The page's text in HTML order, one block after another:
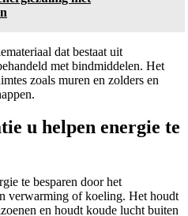
dat bestaat uit
met bindmiddelen. Het
zoals muren en zolders en
u helpen energie te
te besparen door het
verwarming of koeling. Het houdt
en houdt koude lucht buiten